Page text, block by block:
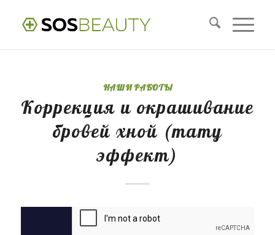
НАШИ РАБОТЫ
Коррекция и окрашивание
бровей хной (тату
эффект)